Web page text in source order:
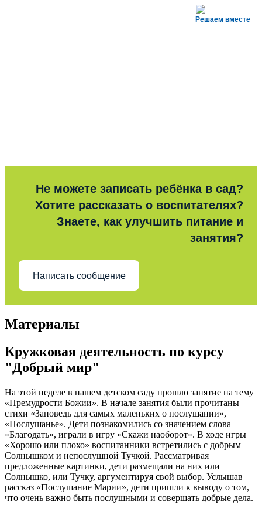
Решаем вместе
Не можете записать ребёнка в сад?
Хотите рассказать о воспитателях?
Знаете, как улучшить питание и
занятия?
Написать сообщение
Материалы
Кружковая деятельность по курсу
"Добрый мир"
На этой неделе в нашем детском саду прошло занятие на тему
«Премудрости Божии». В начале занятия были прочитаны
стихи «Заповедь для самых маленьких о послушании»,
«Послушанье». Дети познакомились со значением слова
«Благодать», играли в игру «Скажи наоборот». В ходе игры
«Хорошо или плохо» воспитанники встретились с добрым
Солнышком и непослушной Тучкой. Рассматривая
предложенные картинки, дети размещали на них или
Солнышко, или Тучку, аргументируя свой выбор. Услышав
рассказ «Послушание Марии», дети пришли к выводу о том,
что очень важно быть послушными и совершать добрые дела.